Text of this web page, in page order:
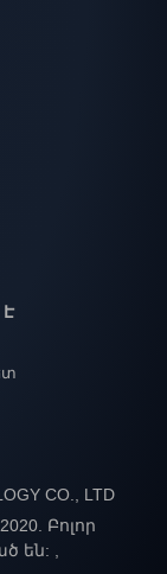
CO., LTD
Բոլոր
են: